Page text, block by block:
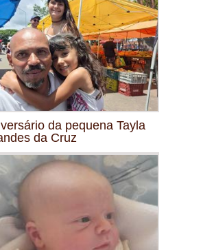
da pequena Tayla
da Cruz